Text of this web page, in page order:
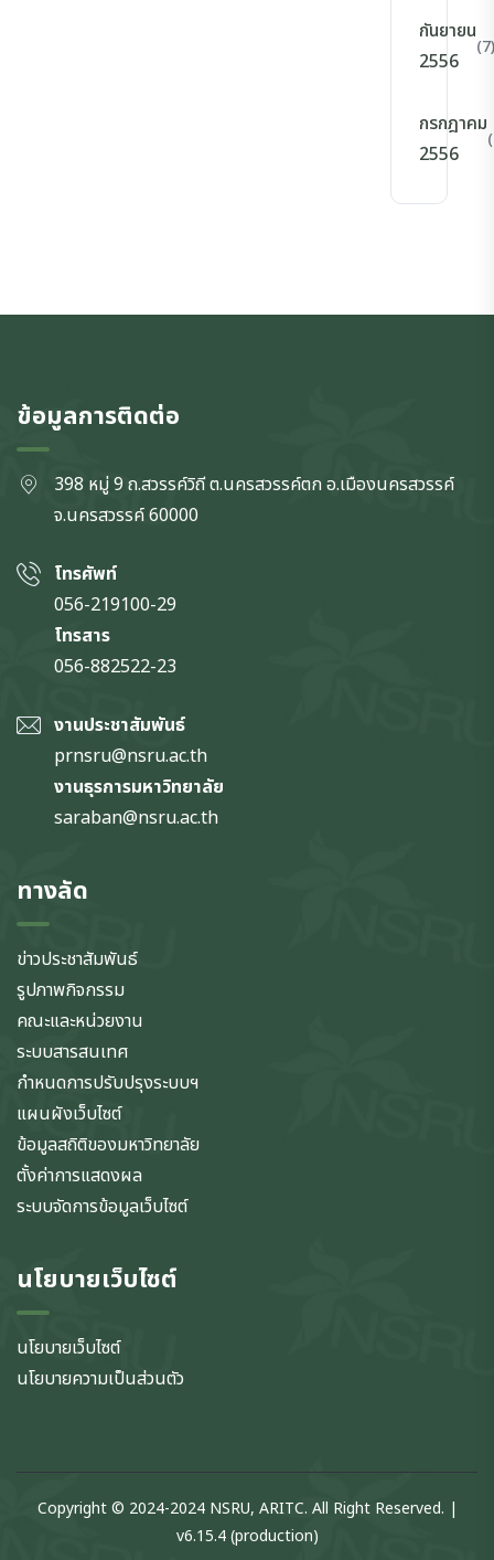
กันยายน
2556
(7)
กรกฎาคม
2556
ข้อมูลการติดต่อ
398 หมู่ 9 ถ.สวรรค์วิถี ต.นครสวรรค์ตก อ.เมืองนครสวรรค์
จ.นครสวรรค์60000
โทรศัพท์
056-219100-29
โทรสาร
056-882522-23
งานประชาสัมพันธ์
prnsru@nsru.ac.th
งานธุรการมหาวิทยาลัย
saraban@nsru.ac.th
ทางลัด
ข่าวประชาสัมพันธ์
รูปภาพกิจกรรม
คณะและหน่วยงาน
ระบบสารสนเทศ
กำหนดการปรับปรุงระบบฯ
แผนผังเว็บไซต์
ข้อมูลสถิติของมหาวิทยาลัย
ตั้งค่าการแสดงผล
ระบบจัดการข้อมูลเว็บไซต์
นโยบายเว็บไซต์
นโยบายเว็บไซต์
นโยบายความเป็นส่วนตัว
Copyright © 2024-2024 NSRU, ARITC. All Right Reserved. |
v6.15.4 (production)